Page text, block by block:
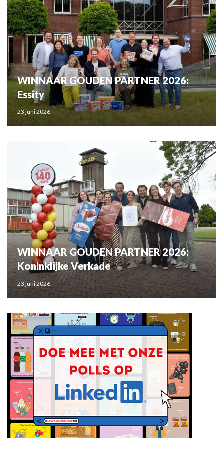
WINNAAR GOUDEN PARTNER 2026:
Essity
23 juni 2026
WINNAAR GOUDEN PARTNER 2026:
Koninklijke Verkade
23 juni 2026